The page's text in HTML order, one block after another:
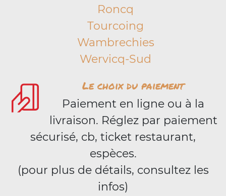
Roncq
Tourcoing
Wambrechies
Wervicq-Sud
Le choix du paiement
Paiement en ligne ou à la
livraison. Réglez par paiement
sécurisé, cb, ticket restaurant,
espèces.
(pour plus de détails, consultez les
infos)